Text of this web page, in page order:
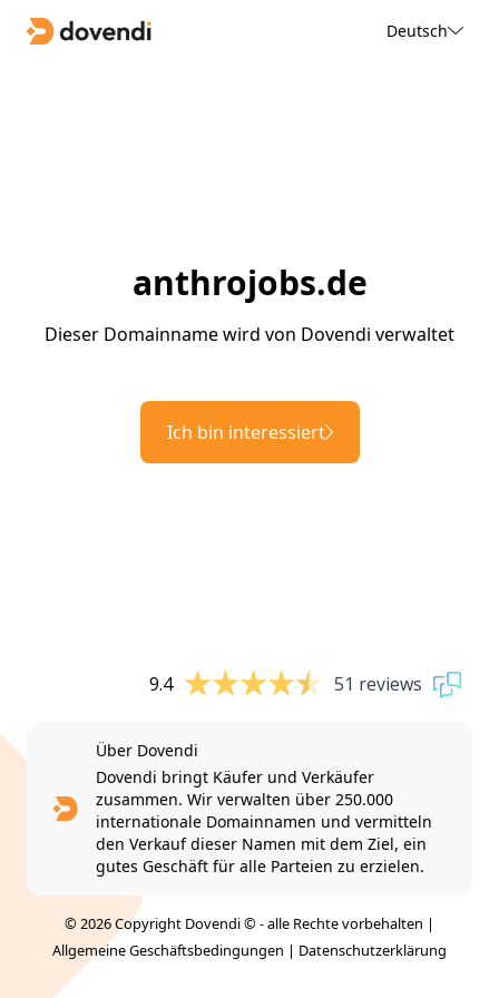
Deutsch
anthrojobs.de
Dieser Domainname wird von Dovendi verwaltet
Ich bin interessiert
9.4 51 reviews
Über Dovendi
Dovendi bringt Käufer und Verkäufer
zusammen. Wir verwalten über 250.000
internationale Domainnamen und vermitteln
den Verkauf dieser Namen mit dem Ziel, ein
gutes Geschäft für alle Parteien zu erzielen.
© 2026 Copyright Dovendi © - alle Rechte vorbehalten |
Allgemeine Geschäftsbedingungen | Datenschutzerklärung